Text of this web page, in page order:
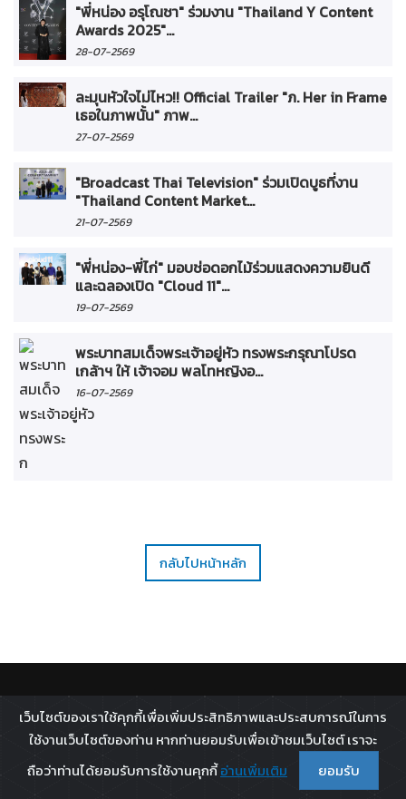
"พี่หน่อง อรุโณชา" ร่วมงาน "Thailand Y Content
Awards 2025"...
28-07-2569
ละมุนหัวใจไม่ไหว!! Official Trailer "ภ. Her in Frame
เธอในภาพนั้น" ภาพ...
27-07-2569
"Broadcast Thai Television" ร่วมเปิดบูธที่งาน
"Thailand Content Market...
21-07-2569
"พี่หน่อง-พี่ไก่" มอบช่อดอกไม้ร่วมแสดงความยินดี
และฉลองเปิด "Cloud 11"...
19-07-2569
พระบาทสมเด็จพระเจ้าอยู่หัว ทรงพระกรุณาโปรด
เกล้าฯ ให้ เจ้าจอม พลโทหญิงอ...
16-07-2569
กลับไปหน้าหลัก
All rights reserved - 2026 ©
Broadcast Thai Television
เว็บไซต์ของเราใช้คุกกี้เพื่อเพิ่มประสิทธิภาพและประสบการณ์ในการ
ใช้งานเว็บไซต์ของท่าน หากท่านยอมรับเพื่อเข้าชมเว็บไซต์ เราจะ
ถือว่าท่านได้ยอมรับการใช้งานคุกกี้อ่านเพิ่มเติม ยอมรับ